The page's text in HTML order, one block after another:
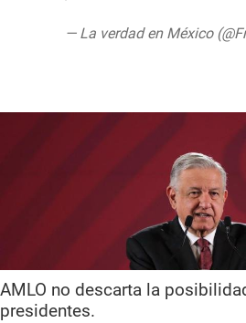
— La verdad en México
AMLO no descarta la
presidentes.